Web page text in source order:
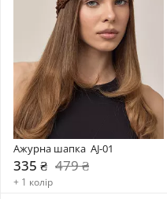
Ажурна шапка  AJ-01
335 ₴ 479 ₴
+ 1 колір